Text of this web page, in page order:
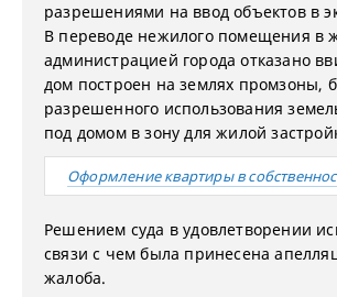
разрешениями на ввод объектов в
В переводе нежилого помещения в
администрацией города отказано
дом построен на землях промзоны,
разрешенного использования
под домом в зону для жилой
Оформление квартиры в
Решением суда в удовлетворении
связи с чем была принесена
жалоба.